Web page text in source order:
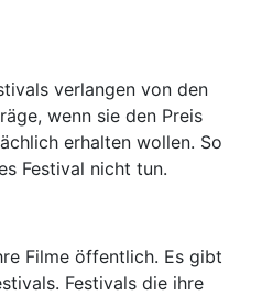
verlangen von den
wenn sie den Preis
erhalten wollen. So
Festival nicht tun.
Filme öffentlich. Es gibt
Festivals die ihre